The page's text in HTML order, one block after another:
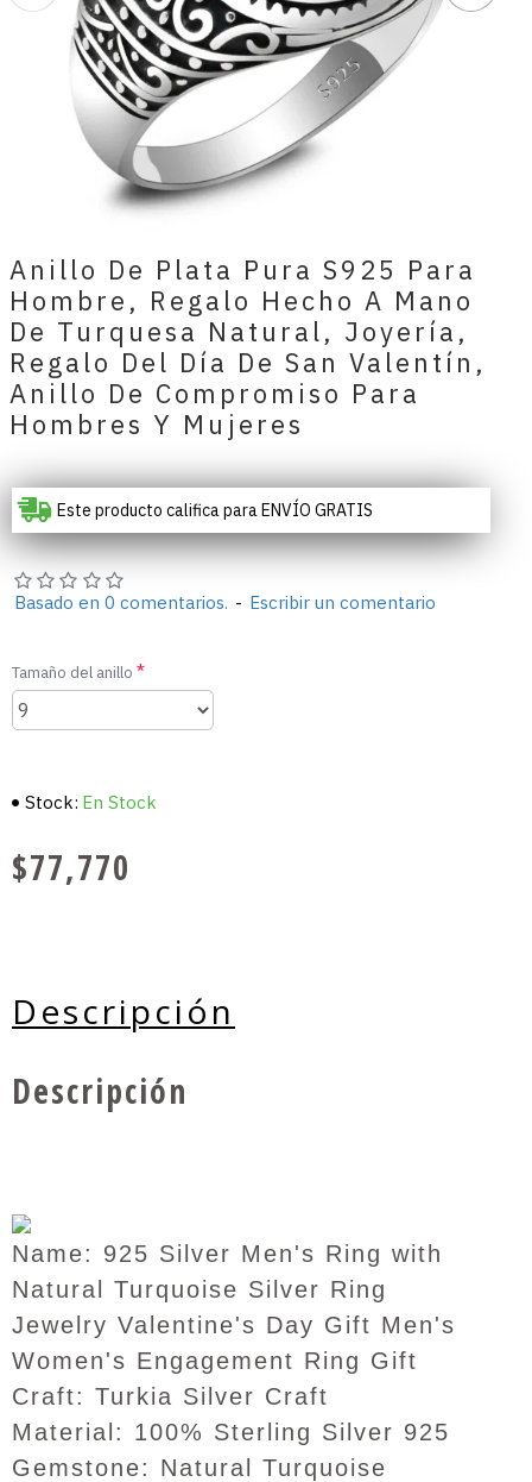
Anillo De Plata Pura S925 Para
Hombre, Regalo Hecho A Mano
De Turquesa Natural, Joyería,
Regalo Del Día De San Valentín,
Anillo De Compromiso Para
Hombres Y Mujeres
Este producto califica para ENVÍO GRATIS
Basado en 0 comentarios. - Escribir un comentario
$77,770
Stock: En Stock
Tamaño del anillo
Descripción
Descripción
Name: 925 Silver Men's Ring with
Natural Turquoise Silver Ring
Jewelry Valentine's Day Gift Men's
Women's Engagement Ring Gift
Craft: Turkia Silver Craft
Material: 100% Sterling Silver 925
Gemstone: Natural Turquoise